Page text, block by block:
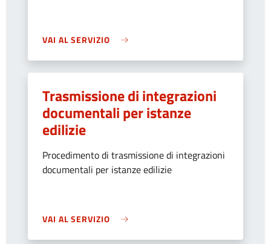
VAI AL SERVIZIO
Trasmissione di integrazioni
documentali per istanze
edilizie
Procedimento di trasmissione di integrazioni
documentali per istanze edilizie
VAI AL SERVIZIO